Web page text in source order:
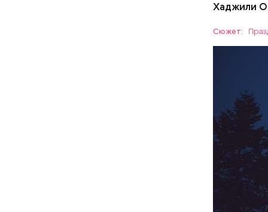
Хаджили
Сюжет:
День
любители
ЕДА
чеснок;
соль.
Фото: